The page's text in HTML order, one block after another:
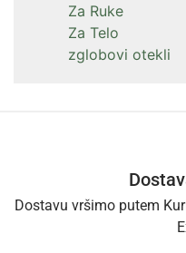
Za Ruke
Za Telo
zglobovi otekli
Dostavu vršimo putem